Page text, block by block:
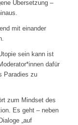
Übersetzung –
mit einander
sein kann ist
dafür
Paradies zu
zum Mindset des
Es geht – neben
„auf